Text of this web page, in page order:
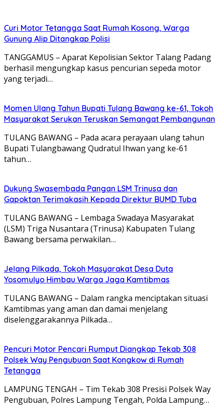
Curi Motor Tetangga Saat Rumah Kosong, Warga
Gunung Alip Ditangkap Polisi
TANGGAMUS – Aparat Kepolisian Sektor Talang Padang
berhasil mengungkap kasus pencurian sepeda motor
yang terjadi…
Momen Ulang Tahun Bupati Tulang Bawang ke-61, Tokoh
Masyarakat Serukan Teruskan Semangat Pembangunan
TULANG BAWANG – Pada acara perayaan ulang tahun
Bupati Tulangbawang Qudratul Ihwan yang ke-61
tahun…
Dukung Swasembada Pangan LSM Trinusa dan
Gapoktan Terimakasih Kepada Direktur BUMD Tuba
TULANG BAWANG – Lembaga Swadaya Masyarakat
(LSM) Triga Nusantara (Trinusa) Kabupaten Tulang
Bawang bersama perwakilan…
Jelang Pilkada, Tokoh Masyarakat Desa Duta
Yosomulyo Himbau Warga Jaga Kamtibmas
TULANG BAWANG – Dalam rangka menciptakan situasi
Kamtibmas yang aman dan damai menjelang
diselenggarakannya Pilkada…
Pencuri Motor Pencari Rumput Diangkap Tekab 308
Polsek Way Pengubuan Saat Kongkow di Rumah
Tetangga
LAMPUNG TENGAH – Tim Tekab 308 Presisi Polsek Way
Pengubuan, Polres Lampung Tengah, Polda Lampung…